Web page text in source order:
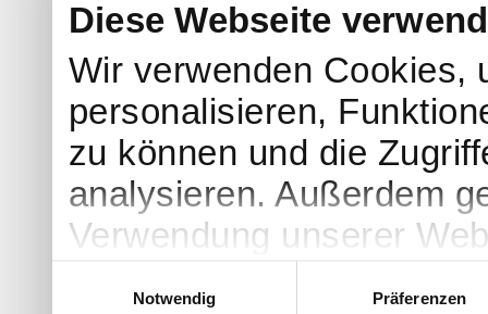
Diese Webseite
Wir verwenden Cookies,
personalisieren,
zu können und die
analysieren. Außerdem
Verwendung unserer
Notwendig
Präferenzen